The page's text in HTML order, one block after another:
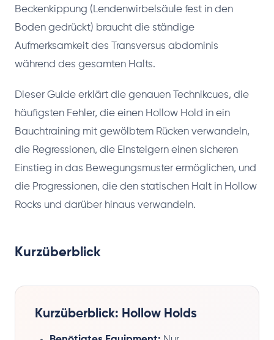
Beckenkippung (Lendenwirbelsäule fest in den
Boden gedrückt) braucht die ständige
Aufmerksamkeit des Transversus abdominis
während des gesamten Halts.
Dieser Guide erklärt die genauen Technikcues, die
häufigsten Fehler, die einen Hollow Hold in ein
Bauchtraining mit gewölbtem Rücken verwandeln,
die Regressionen, die Einsteigern einen sicheren
Einstieg in das Bewegungsmuster ermöglichen, und
die Progressionen, die den statischen Halt in Hollow
Rocks und darüber hinaus verwandeln.
Kurzüberblick
Kurzüberblick: Hollow Holds